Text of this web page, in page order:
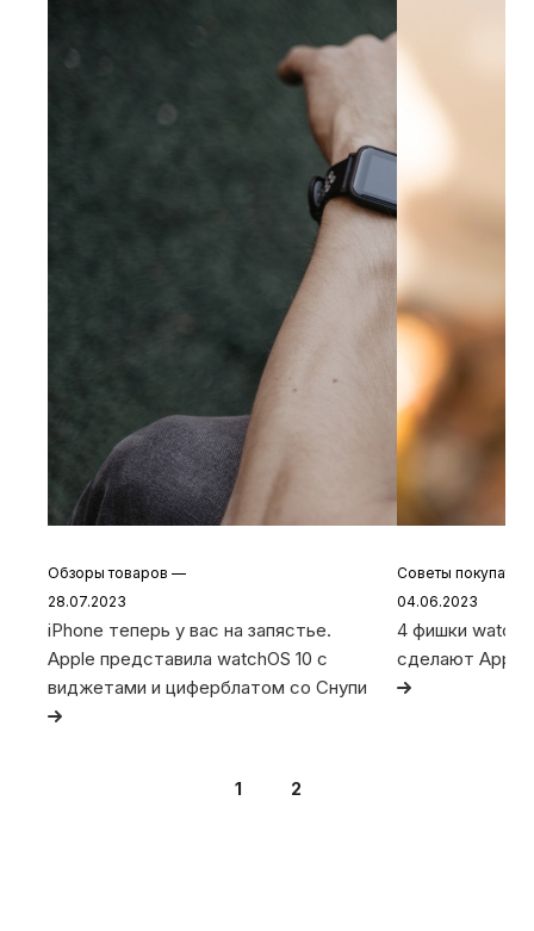
Обзоры товаров —
28.07.2023
iPhone теперь у вас на запястье.
Apple представила watchOS 10 с
виджетами и циферблатом со Снупи
Советы
04.06.2023
4 фишки
сделают Apple
1 2